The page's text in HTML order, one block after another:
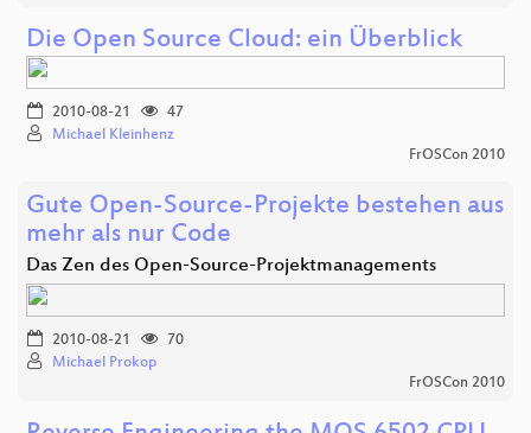
Die Open Source Cloud: ein Überblick
2010-08-21
47
Michael Kleinhenz
FrOSCon 2010
Gute Open-Source-Projekte bestehen aus
mehr als nur Code
Das Zen des Open-Source-Projektmanagements
2010-08-21
70
Michael Prokop
FrOSCon 2010